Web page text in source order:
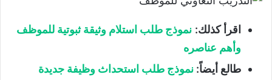
اقرأ كذلك: نموذج طلب استلام وثيقة ثبوتية للموظف
وأهم عناصره
طالع أيضاً: نموذج طلب استحداث وظيفة جديدة